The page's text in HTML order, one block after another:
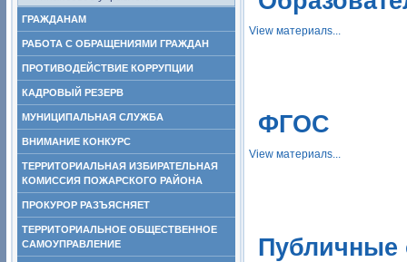
ГРАЖДАНАМ
РАБОТА С ОБРАЩЕНИЯМИ ГРАЖДАН
ПРОТИВОДЕЙСТВИЕ КОРРУПЦИИ
КАДРОВЫЙ РЕЗЕРВ
МУНИЦИПАЛЬНАЯ СЛУЖБА
ВНИМАНИЕ КОНКУРС
ТЕРРИТОРИАЛЬНАЯ ИЗБИРАТЕЛЬНАЯ
КОМИССИЯ ПОЖАРСКОГО РАЙОНА
ПРОКУРОР РАЗЪЯСНЯЕТ
ТЕРРИТОРИАЛЬНОЕ ОБЩЕСТВЕННОЕ
САМОУПРАВЛЕНИЕ
View материалs...
ФГОС
View материалs...
Публичные